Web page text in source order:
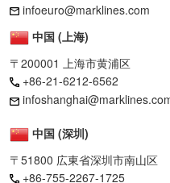
infoeuro@marklines.com
中国 (上海)
〒200001 上海市黄浦区
+86-21-6212-6562
中国 (深圳)
〒51800 広東省深圳市南山区
+86-755-2267-1725